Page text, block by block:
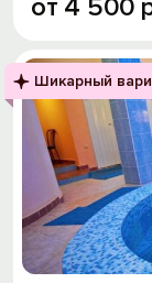
от 4 500
Шикарный